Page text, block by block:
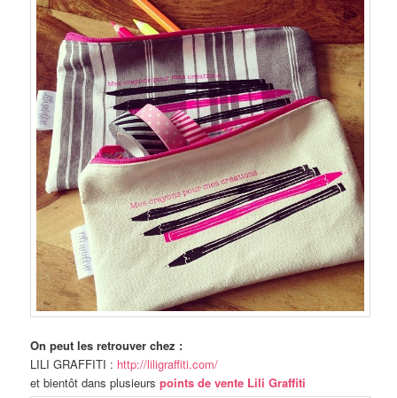
On peut les retrouver chez :
LILI GRAFFITI : http://liligraffiti.com/
et bientôt dans plusieurspoints de vente Lili Graffiti